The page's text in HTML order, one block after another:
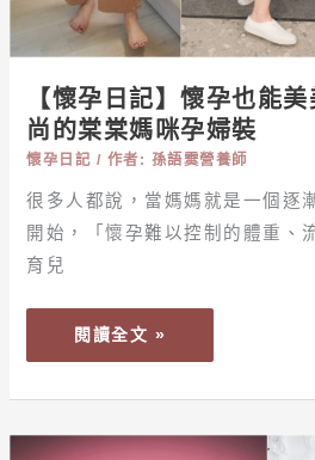
【懷孕日記】懷孕也能
尚的棠棠媽咪孕婦裝
懷孕日記 / 作者: 孫語霙營養師
很多人都說，當媽媽就是一個逐
開始，「懷孕難以控制的體重、
育兒
價、
時
的
棠
棠
媽
裝
閱讀全文 »
【懷